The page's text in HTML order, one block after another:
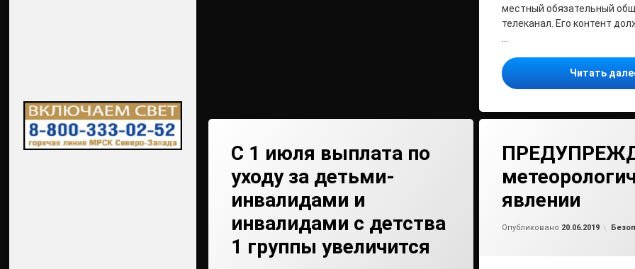
местный обязательный
телеканал. Его контент
Читать
С 1 июля выплата по
уходу за детьми-
инвалидами и
инвалидами с детства
1 группы увеличится
явлении
Опубликовано 20.06.2019